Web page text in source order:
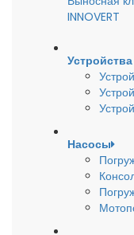
INNOVERT
Насосы